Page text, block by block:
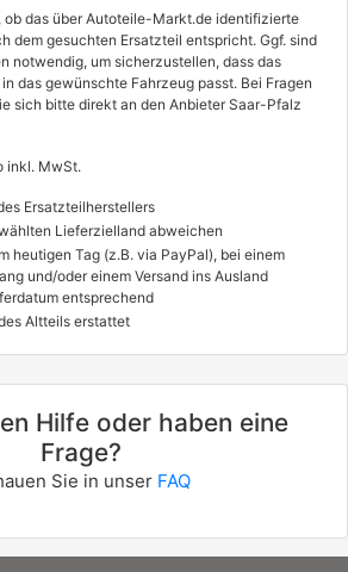
ob das über Autoteile-Markt.de identifizierte
dem gesuchten Ersatzteil entspricht. Ggf. sind
notwendig, um sicherzustellen, dass das
das gewünschte Fahrzeug passt. Bei Fragen
sich bitte direkt an den Anbieter Saar-Pfalz
inkl. MwSt.
Ersatzteilherstellers
Lieferzielland abweichen
heutigen Tag (z.B. via PayPal), bei einem
und/oder einem Versand ins Ausland
entsprechend
Altteils erstattet
Hilfe oder haben eine
Frage?
Sie in unser FAQ